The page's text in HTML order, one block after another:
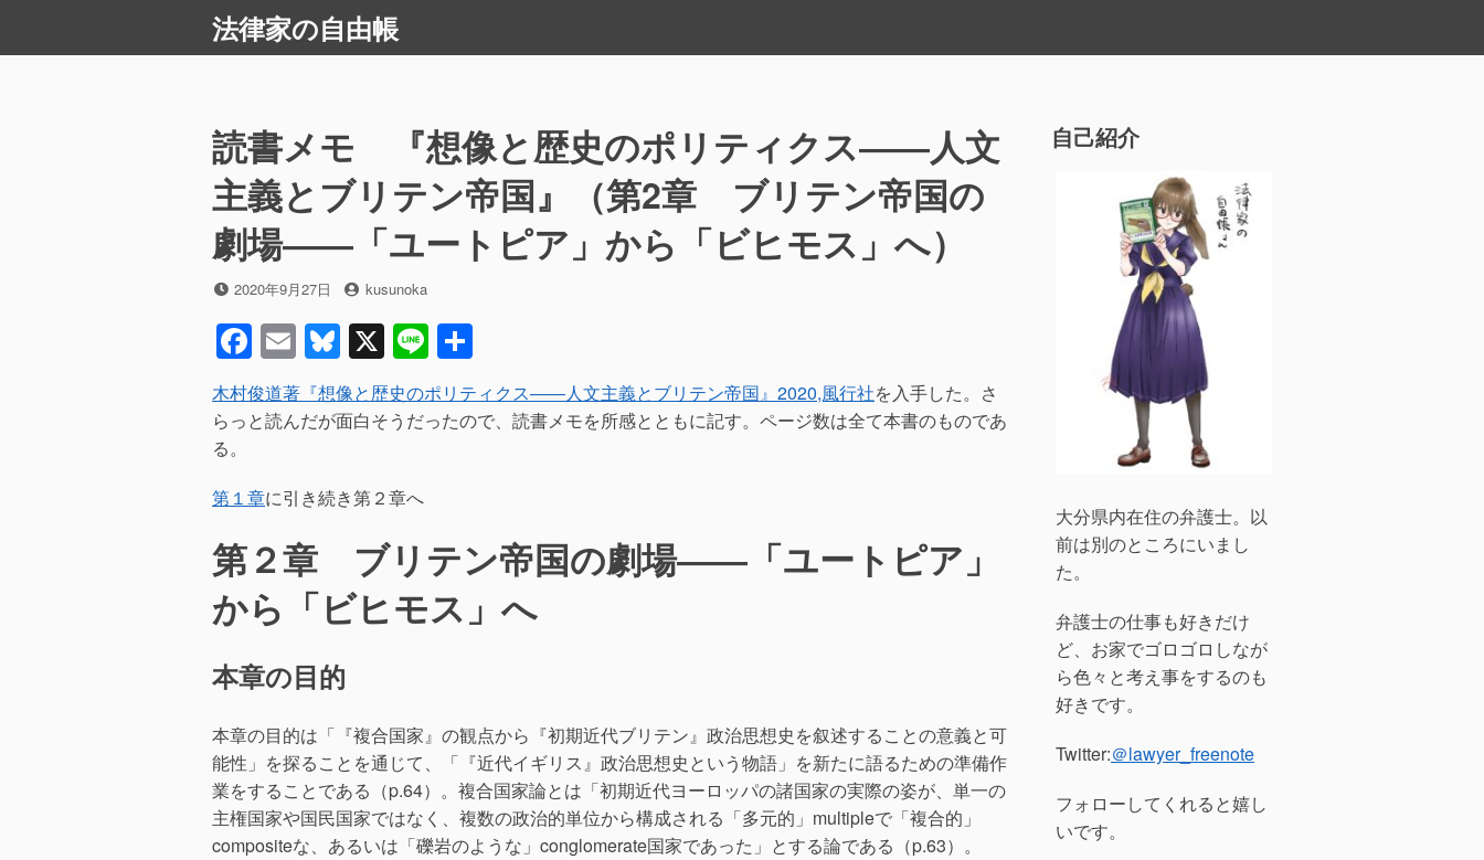
法律家の自由帳
読書メモ 『想像と歴史のポリティクス――人文
主義とブリテン帝国』（第2章 ブリテン帝国の
劇場――「ユートピア」から「ビヒモス」へ）
投
日
2020年9月27日
投
者
kusunoka
F
a
c
e
b
o
o
k
E
m
ail
Bl
u
e
sk
y
X Li
n
e
有
木村俊道著『想像と歴史のポリティクス――人文主義とブリテン帝国』2020,風行社を入手した。さ
らっと読んだが面白そうだったので、読書メモを所感とともに記す。ページ数は全て本書のものであ
る。
第１章に引き続き第２章へ
第２章 ブリテン帝国の劇場――「ユートピア」
から「ビヒモス」へ
本章の目的
本章の目的は「『複合国家』の観点から『初期近代ブリテン』政治思想史を叙述することの意義と可
能性」を探ることを通じて、「『近代イギリス』政治思想史という物語」を新たに語るための準備作
業をすることである（p.64）。複合国家論とは「初期近代ヨーロッパの諸国家の実際の姿が、単一の
主権国家や国民国家ではなく、複数の政治的単位から構成される「多元的」multipleで「複合的」
compositeな、あるいは「礫岩のような」conglomerate国家であった」とする論である（p.63）。
自己紹介
大分県内在住の弁護士。以
前は別のところにいまし
た。
弁護士の仕事も好きだけ
ど、お家でゴロゴロしなが
ら色々と考え事をするのも
好きです。
Twitter:＠lawyer_freenote
フォローしてくれると嬉し
いです。